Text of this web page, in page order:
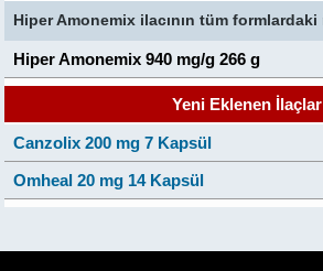
Hiper Amonemix ilacının tüm
Hiper Amonemix 940 mg/g 266 g
Yeni Eklenen İlaçlar
Canzolix 200 mg 7 Kapsül
Omheal 20 mg 14 Kapsül